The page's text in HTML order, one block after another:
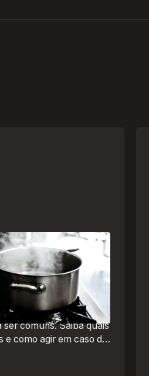
a improvisar
e aumenta risco
dentro de casa
e, com ele,
para espantar o
ser comuns. Saiba quais
e como agir em caso de